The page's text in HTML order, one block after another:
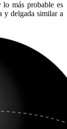
lo más probable es
y delgada similar a